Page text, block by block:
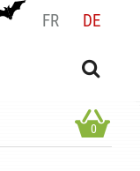
FR DE
OK
0